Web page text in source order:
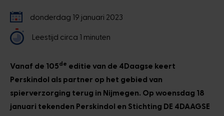
donderdag 19 januari 2023
Leestijd circa 1 minuten
Vanaf de 105de editie van de 4Daagse keert
Perskindol als partner op het gebied van
spierverzorging terug in Nijmegen. Op woensdag 18
januari tekenden Perskindol en Stichting DE 4DAAGSE